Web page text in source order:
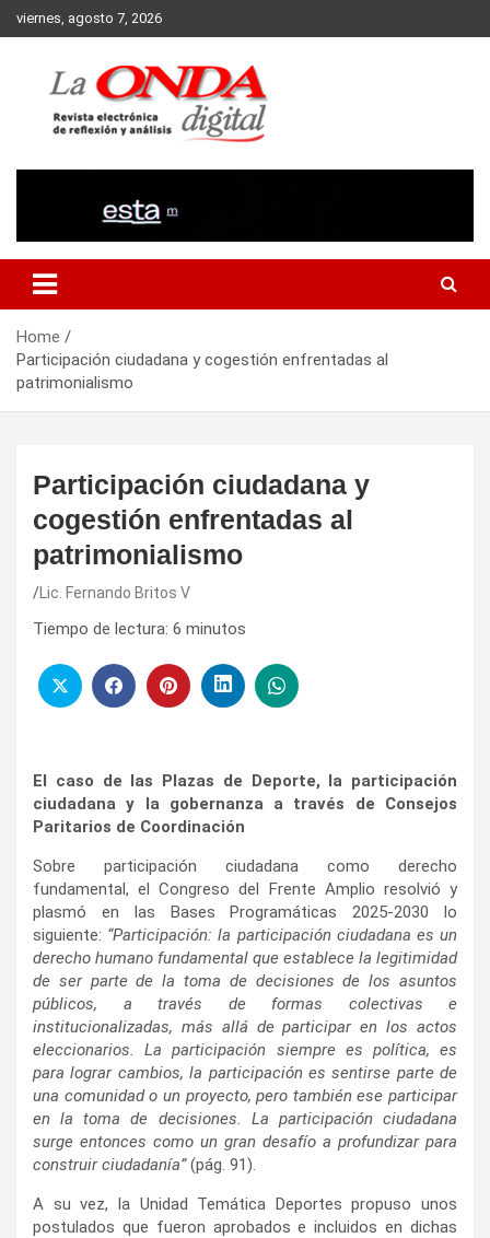
Skip
to
viernes, agosto 7, 2026
Home
Participación ciudadana y cogestión enfrentadas al
patrimonialismo
Participación ciudadana y
cogestión enfrentadas al
patrimonialismo
Lic. Fernando Britos V
Tiempo de lectura: 6 minutos
El caso de las Plazas de Deporte, la participación
ciudadana y la gobernanza a través de Consejos
Paritarios de Coordinación
Sobre participación ciudadana como derecho
fundamental, el Congreso del Frente Amplio resolvió y
plasmó en las Bases Programáticas 2025-2030 lo
siguiente: “Participación: la participación ciudadana es un
derecho humano fundamental que establece la legitimidad
de ser parte de la toma de decisiones de los asuntos
públicos, a través de formas colectivas e
institucionalizadas, más allá de participar en los actos
eleccionarios. La participación siempre es política, es
para lograr cambios, la participación es sentirse parte de
una comunidad o un proyecto, pero también ese participar
en la toma de decisiones. La participación ciudadana
surge entonces como un gran desafío a profundizar para
construir ciudadanía”(pág. 91).
A su vez, la Unidad Temática Deportes propuso unos
postulados que fueron aprobados e incluidos en dichas